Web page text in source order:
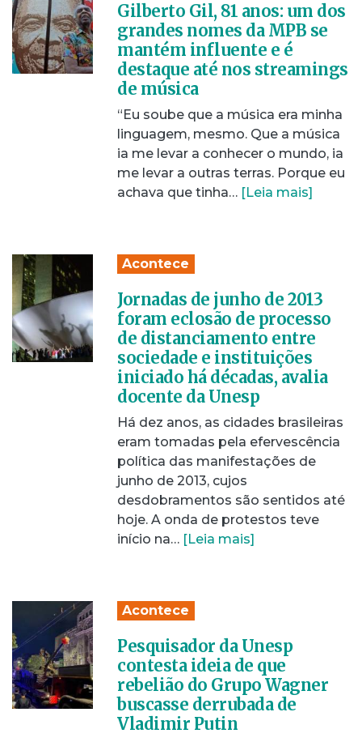
Gilberto Gil, 81 anos: um dos
grandes nomes da MPB se
mantém influente e é
destaque até nos streamings
de música
“Eu soube que a música era minha
linguagem, mesmo. Que a música
ia me levar a conhecer o mundo, ia
me levar a outras terras. Porque eu
achava que tinha… [Leia mais]
Acontece
Jornadas de junho de 2013
foram eclosão de processo
de distanciamento entre
sociedade e instituições
iniciado há décadas, avalia
docente da Unesp
Há dez anos, as cidades brasileiras
eram tomadas pela efervescência
política das manifestações de
junho de 2013, cujos
desdobramentos são sentidos até
hoje. A onda de protestos teve
início na… [Leia mais]
Acontece
Pesquisador da Unesp
contesta ideia de que
rebelião do Grupo Wagner
buscasse derrubada de
Vladimir Putin